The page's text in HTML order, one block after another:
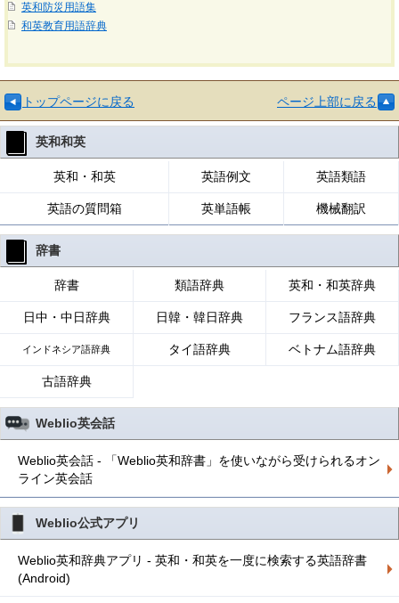
英和防災用語集
和英教育用語辞典
トップページに戻る ページ上部に戻る
英和和英
英和・和英 英語例文 英語類語
英語の質問箱 英単語帳 機械翻訳
辞書
辞書 類語辞典 英和・和英辞典
日中・中日辞典 日韓・韓日辞典 フランス語辞典
インドネシア語辞典 タイ語辞典 ベトナム語辞典
古語辞典
Weblio英会話
Weblio英会話 - 「Weblio英和辞書」を使いながら受けられるオン
ライン英会話
Weblio公式アプリ
Weblio英和辞典アプリ - 英和・和英を一度に検索する英語辞書
(Android)